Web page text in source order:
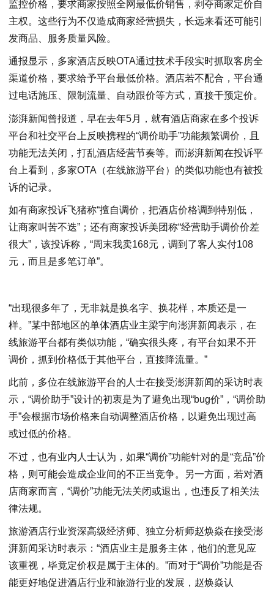
监控价格，要求商家按照全网最低价销售，剥夺商家定价自
主权。这些行为不仅造成商家经营损失，长远来看还可能引
发商品、服务质量风险。
通报显示，多家酒店反映OTA通过技术手段实时抓取客房全
渠道价格，要求给予平台最低价格。酒店若不配合，平台通
过电话施压、限制流量、自动跟价等方式，直接干预定价。
澎湃新闻曾报道，早在去年5月，就有酒店商家在多个投诉
平台和社交平台上反映携程的“调价助手”功能频繁调价，且
功能无法关闭，打乱酒店经营节奏等。而澎湃新闻在投诉平
台上看到，多家OTA（在线旅游平台）的类似功能也有被投
诉的记录。
如有商家投诉飞猪称“擅自调价，把酒店价格调到特别低，
让商家叫苦不迭”；还有商家投诉美团称“经营助手调价价差
很大”，该投诉称，“周末我卖168元，调到了客人实付108
元，而且是多笔订单”。
“出现很多年了，无非就是换名字、换花样，本质还是一
样。”某中部地区的单体酒店业主梁宇向澎湃新闻表示，在
线旅游平台都有类似功能，“确实很头疼，有平台如果不开
调价，抓到价格低于其他平台，直接降流量。”
此前，多位在线旅游平台的人士在接受澎湃新闻的采访时表
示，“调价助手”设计的初衷是为了避免出现“bug价”，“调价助
手”会根据市场价格来自动调整酒店价格，以避免出现过高
或过低的价格。
不过，也有业内人士认为，如果“调价”功能针对的是“竞品”价
格，则可能会造成企业间的不正当竞争。另一方面，若对酒
店商家而言，“调价”功能无法关闭或退出，也违反了相关法
律法规。
旅游酒店行业资深高级经济师、独立分析师赵焕焱在接受澎
湃新闻采访时表示：“酒店业主是服务主体，他们的意见应
该重视，毕竟定价权是属于主体的。”而对于“调价”功能是否
能更好地促进酒店行业和旅游行业的发展，赵焕焱认